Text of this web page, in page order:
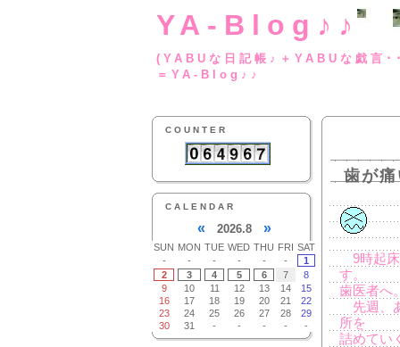
YA-Blog♪♪
(YABUな日記帳♪
＝YA-Blog♪♪
COUNTER
CALENDAR
« 2026.8 »
SUN MON TUE WED THU FRI SAT
-
- - - - -
1
2
3 4 5 6 7
8
9
10 11 12 13 14
15
16
17 18 19 20 21
22
23
24 25 26 27 28
29
30
31 - - - - -
歯が
9時起床
す。
歯医者へ
先週、
所を
詰めてい